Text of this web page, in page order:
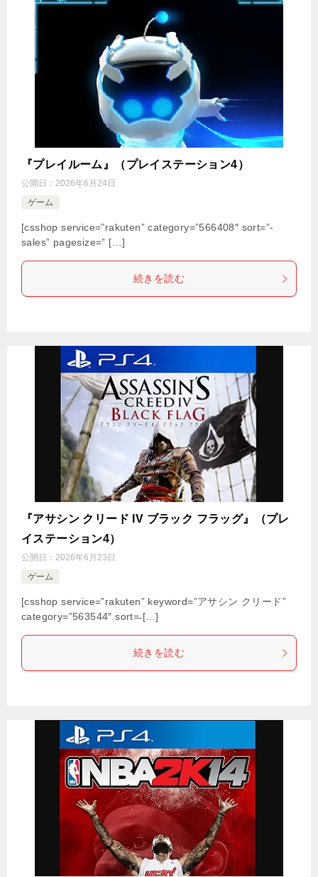
『プレイルーム』（プレイステーション4）
公開日： 2026年6月24日
ゲーム
[csshop service=”rakuten” category=”566408″ sort=”-
sales” pagesize=” […]
続きを読む
『アサシン クリード IV ブラック フラッグ』（プレ
イステーション4）
公開日： 2026年6月23日
ゲーム
[csshop service=”rakuten” keyword=”アサシン クリード”
category=”563544″ sort=̶ […]
続きを読む